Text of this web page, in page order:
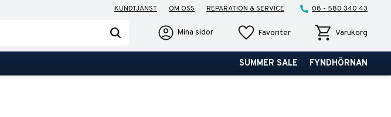
KUNDTJÄNST OM OSS REPARATION & SERVICE 08 - 580 340 43
Mina sidor FavoriterFavoriter KundvagnVarukorg
SUMMER SALE FYNDHÖRNAN